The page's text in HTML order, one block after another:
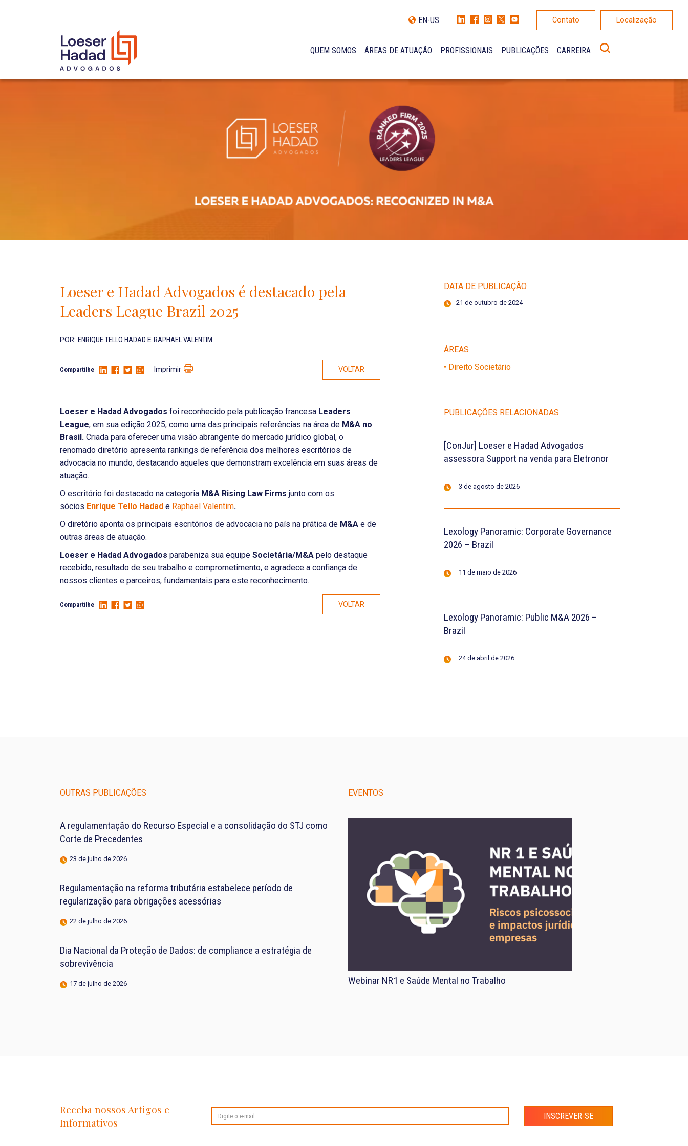
INTERNATIONAL NETWORK
PRÊMIOS
NOSSA EQUIPE
EN-US Contato Localização
QUEM SOMOS
INTERNATIONAL NETWORK
PRÊMIOS
NOSSA EQUIPE
ÁREAS DE ATUAÇÃO PROFISSIONAIS PUBLICAÇÕES CARREIRA
Loeser e Hadad Advogados é destacado pela
Leaders League Brazil 2025
POR: ENRIQUE TELLO HADAD E RAPHAEL VALENTIM
Compartilhe Imprimir VOLTAR
Loeser e Hadad Advogados foi reconhecido pela publicação francesa Leaders
League, em sua edição 2025, como uma das principais referências na área de M&A no
Brasil. Criada para oferecer uma visão abrangente do mercado jurídico global, o
renomado diretório apresenta rankings de referência dos melhores escritórios de
advocacia no mundo, destacando aqueles que demonstram excelência em suas áreas de
atuação.
O escritório foi destacado na categoria M&A Rising Law Firms junto com os
sócios Enrique Tello Hadad e Raphael Valentim.
O diretório aponta os principais escritórios de advocacia no país na prática de M&A e de
outras áreas de atuação.
Loeser e Hadad Advogados parabeniza sua equipe Societária/M&A pelo destaque
recebido, resultado de seu trabalho e comprometimento, e agradece a confiança de
nossos clientes e parceiros, fundamentais para este reconhecimento.
Compartilhe VOLTAR
DATA DE PUBLICAÇÃO
21 de outubro de 2024
ÁREAS
• Direito Societário
PUBLICAÇÕES RELACIONADAS
[ConJur] Loeser e Hadad Advogados
assessora Support na venda para Eletronor
3 de agosto de 2026
Lexology Panoramic: Corporate Governance
2026 – Brazil
11 de maio de 2026
Lexology Panoramic: Public M&A 2026 –
Brazil
24 de abril de 2026
OUTRAS PUBLICAÇÕES
A regulamentação do Recurso Especial e a consolidação do STJ como
Corte de Precedentes
23 de julho de 2026
Regulamentação na reforma tributária estabelece período de
regularização para obrigações acessórias
22 de julho de 2026
Dia Nacional da Proteção de Dados: de compliance a estratégia de
sobrevivência
17 de julho de 2026
EVENTOS
Webinar NR1 e Saúde Mental no Trabalho
Receba nossos Artigos e
Informativos
INSCREVER-SE